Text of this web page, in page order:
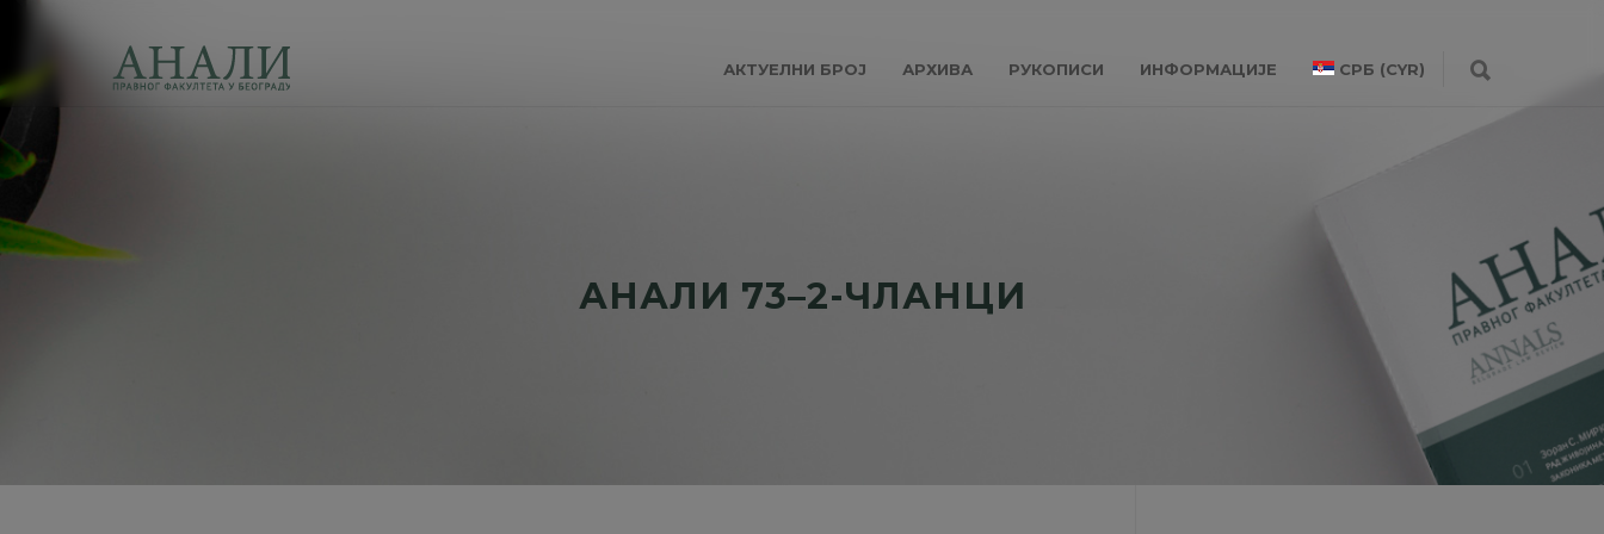
АКТУЕЛНИ БРОЈ АРХИВА РУКОПИСИ ИНФОРМАЦИЈЕ СРБ (CYR)
АНАЛИ 73–2-ЧЛАНЦИ